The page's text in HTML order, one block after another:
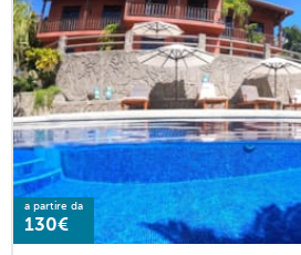
a partire da
130€